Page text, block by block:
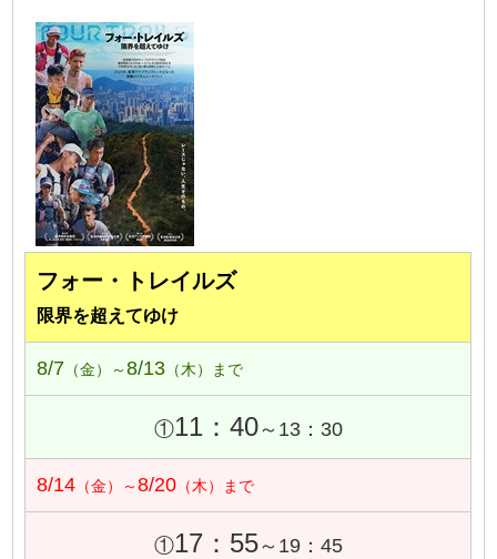
フォー・トレイルズ
限界を超えてゆけ
8/7 （金）～8/13 （木）まで
①11：40～13：30
8/14 （金）～8/20 （木）まで
①17：55～19：45